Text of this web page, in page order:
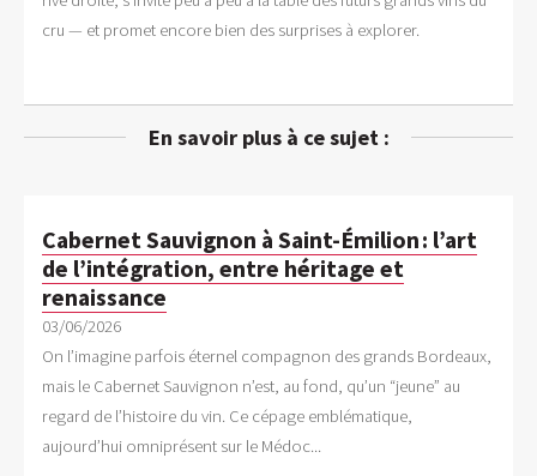
cru — et promet encore bien des surprises à explorer.
En savoir plus à ce sujet :
Cabernet Sauvignon à Saint-Émilion : l’art
de l’intégration, entre héritage et
renaissance
03/06/2026
On l’imagine parfois éternel compagnon des grands Bordeaux,
mais le Cabernet Sauvignon n’est, au fond, qu’un “jeune” au
regard de l’histoire du vin. Ce cépage emblématique,
aujourd’hui omniprésent sur le Médoc...